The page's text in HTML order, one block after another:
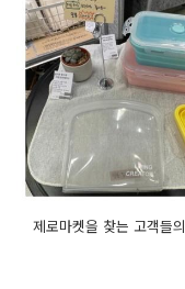
제로마켓을 찾는 고객들